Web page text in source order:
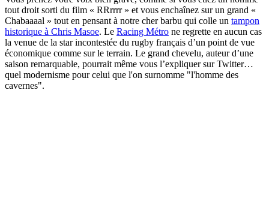
tout droit sorti du film « RRrrrr » et vous enchaînez sur un grand «
Chabaaaal » tout en pensant à notre cher barbu qui colle un tampon
historique à Chris Masoe. Le Racing Métro ne regrette en aucun cas
la venue de la star incontestée du rugby français d’un point de vue
économique comme sur le terrain. Le grand chevelu, auteur d’une
saison remarquable, pourrait même vous l’expliquer sur Twitter…
quel modernisme pour celui que l'on surnomme "l'homme des
cavernes".